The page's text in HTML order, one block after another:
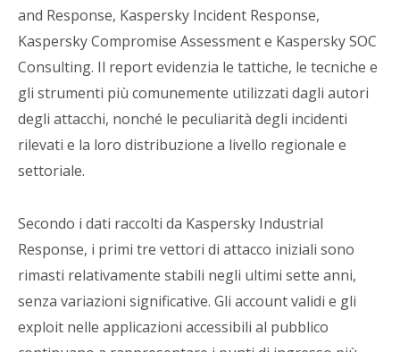
and Response, Kaspersky Incident Response,
Kaspersky Compromise Assessment e Kaspersky SOC
Consulting. Il report evidenzia le tattiche, le tecniche e
gli strumenti più comunemente utilizzati dagli autori
degli attacchi, nonché le peculiarità degli incidenti
rilevati e la loro distribuzione a livello regionale e
settoriale.
Secondo i dati raccolti da Kaspersky Industrial
Response, i primi tre vettori di attacco iniziali sono
rimasti relativamente stabili negli ultimi sette anni,
senza variazioni significative. Gli account validi e gli
exploit nelle applicazioni accessibili al pubblico